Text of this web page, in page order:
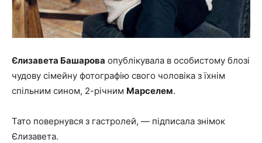
Єлизавета Башарова опублікувала в особистому блозі
чудову сімейну фотографію свого чоловіка з їхнім
спільним сином, 2-річним Марселем.
Тато повернувся з гастролей, — підписала знімок
Єлизавета.